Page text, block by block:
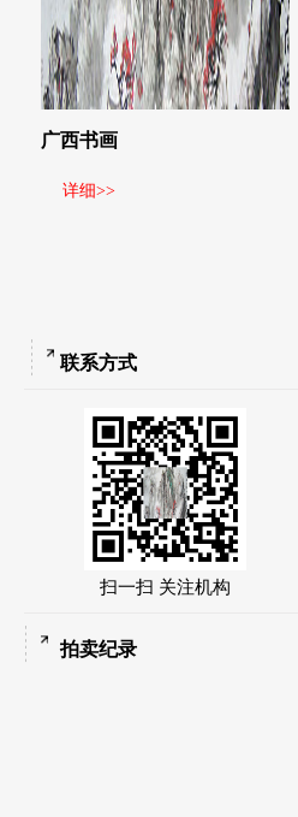
广西书画
详细>>
联系方式
扫一扫 关注机构
拍卖纪录